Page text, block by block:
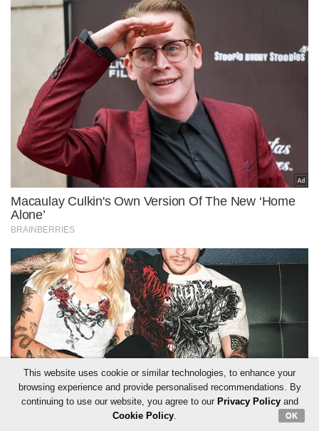
This website uses cookie or similar technologies, to enhance your
browsing experience and provide personalised recommendations. By
continuing to use our website, you agree to our Privacy Policyand
Cookie Policy. OK